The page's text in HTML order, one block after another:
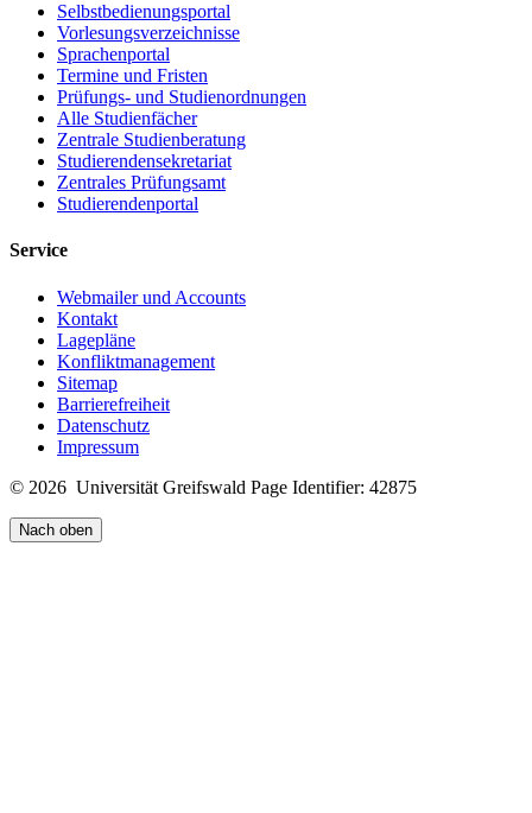
Selbstbedienungsportal
Vorlesungsverzeichnisse
Sprachenportal
Termine und Fristen
Prüfungs- und Studienordnungen
Alle Studienfächer
Zentrale Studienberatung
Studierendensekretariat
Zentrales Prüfungsamt
Studierendenportal
Service
Webmailer und Accounts
Kontakt
Lagepläne
Konfliktmanagement
Sitemap
Barrierefreiheit
Datenschutz
Impressum
© 2026 Universität Greifswald Page Identifier: 42875
Nach oben